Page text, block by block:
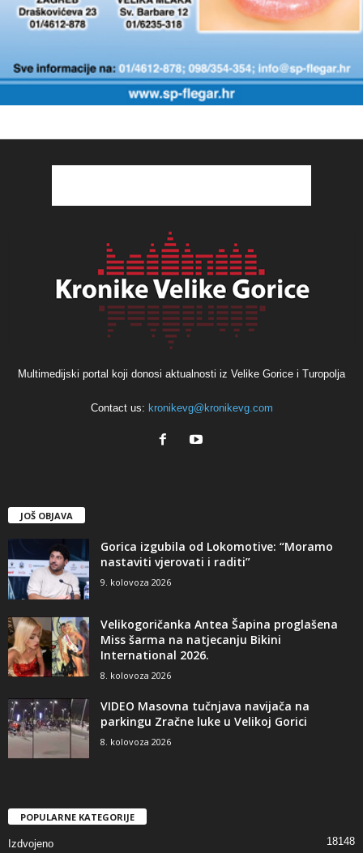
Multimedijski portal koji donosi aktualnosti iz Velike Gorice i Turopolja
Contact us: kronikevg@kronikevg.com
JOŠ OBJAVA
Gorica izgubila od Lokomotive: “Moramo
nastaviti vjerovati i raditi”
9. kolovoza 2026
Velikogoričanka Antea Šapina proglašena
Miss šarma na natjecanju Bikini
International 2026.
8. kolovoza 2026
VIDEO Masovna tučnjava navijača na
parkingu Zračne luke u Velikoj Gorici
8. kolovoza 2026
POPULARNE KATEGORIJE
Izdvojeno 18148